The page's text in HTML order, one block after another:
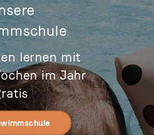
lernen mit
im Jahr